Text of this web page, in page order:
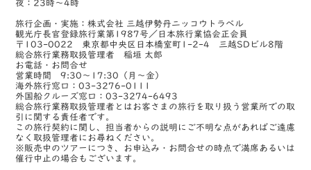
夜：23時～4時
旅行企画・実施：株式会社 三越伊勢丹ニッコウトラベル
観光庁長官登録旅行業第1987号／日本旅行業協会正会員
〒103-0022 東京都中央区日本橋室町1-2-4 三越SDビル8階
総合旅行業務取扱管理者 稲垣 太郎
お電話・お問合せ
営業時間 9:30～17:30（月～金）
海外旅行窓口：03-3276-0111
外国船クルーズ窓口：03-3274-6493
総合旅行業務取扱管理者とはお客さまの旅行を取り扱う営業所での取
引に関する責任者です。
この旅行契約に関し、担当者からの説明にご不明な点があればご遠慮
なく取扱管理者にお尋ねください。
※販売中のツアーにつき、お申込み・お問合せの時点で満席あるいは
催行中止の場合もございます。